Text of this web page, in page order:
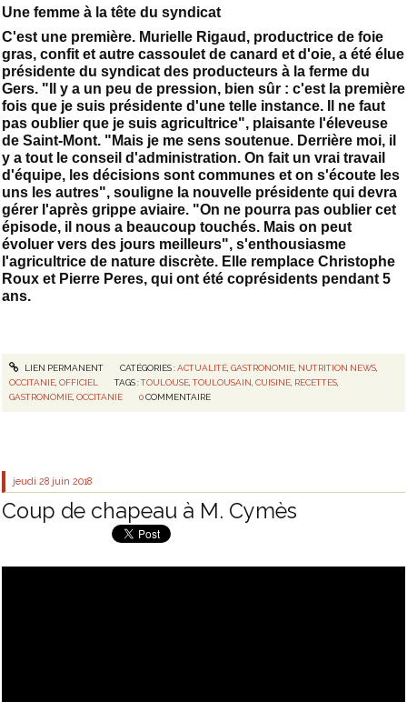
Une femme à la tête du syndicat
C'est une première. Murielle Rigaud, productrice de foie
gras, confit et autre cassoulet de canard et d'oie, a été élue
présidente du syndicat des producteurs à la ferme du
Gers. "Il y a un peu de pression, bien sûr : c'est la première
fois que je suis présidente d'une telle instance. Il ne faut
pas oublier que je suis agricultrice", plaisante l'éleveuse
de Saint-Mont. "Mais je me sens soutenue. Derrière moi, il
y a tout le conseil d'administration. On fait un vrai travail
d'équipe, les décisions sont communes et on s'écoute les
uns les autres", souligne la nouvelle présidente qui devra
gérer l'après grippe aviaire. "On ne pourra pas oublier cet
épisode, il nous a beaucoup touchés. Mais on peut
évoluer vers des jours meilleurs", s'enthousiasme
l'agricultrice de nature discrète. Elle remplace Christophe
Roux et Pierre Peres, qui ont été coprésidents pendant 5
ans.
LIEN PERMANENT CATÉGORIES :ACTUALITÉ, GASTRONOMIE, NUTRITION NEWS,
OCCITANIE ,OFFICIEL TAGS :TOULOUSE ,TOULOUSAIN ,CUISINE RECETTES
GASTRONOMIE ,OCCITANIE 0 COMMENTAIRE
jeudi 28 juin 2018
Coup de chapeau à M. Cymès